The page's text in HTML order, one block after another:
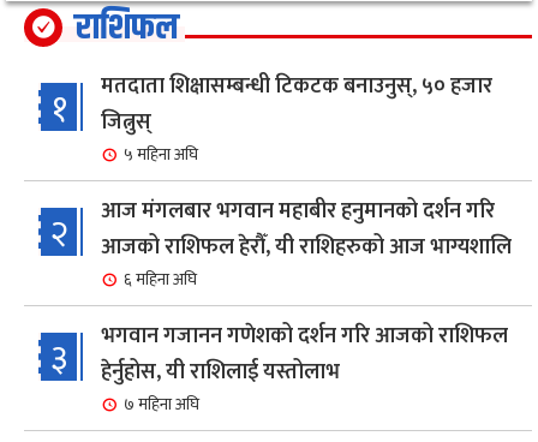
राशिफल
१
मतदाता शिक्षासम्बन्धी टिकटक बनाउनुस्, ५० हजार
जित्नुस्
५ महिना अघि
२
आज मंगलबार भगवान महाबीर हनुमानको दर्शन गरि
आजको राशिफल हेरौँ, यी राशिहरुको आज भाग्यशालि
६ महिना अघि
३
भगवान गजानन गणेशको दर्शन गरि आजको राशिफल
हेर्नुहोस, यी राशिलाई यस्तोलाभ
७ महिना अघि